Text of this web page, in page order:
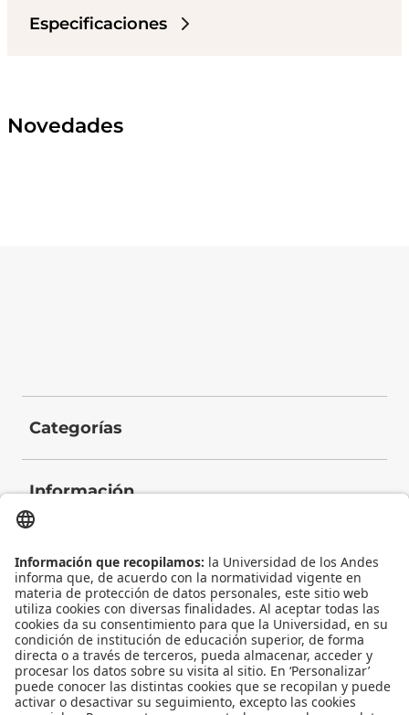
Especificaciones
Novedades
Categorías
Información
Contacto